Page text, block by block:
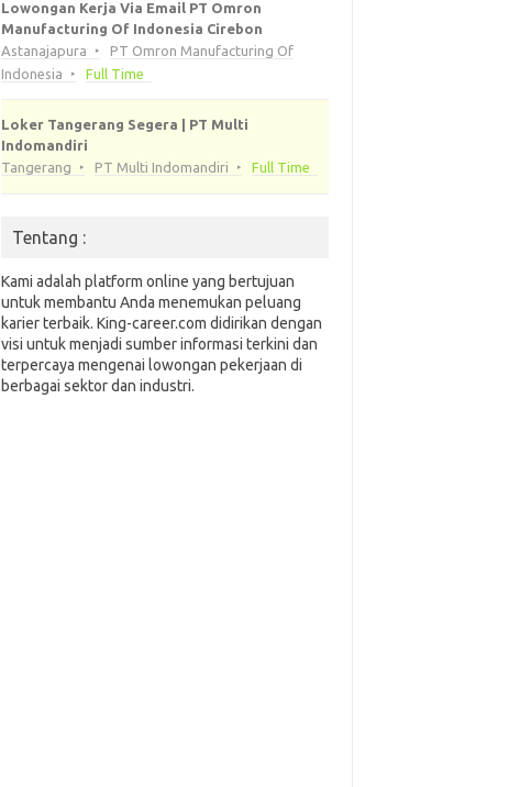
Lowongan Kerja Via Email PT Omron
Manufacturing Of Indonesia Cirebon
Astanajapura
PT Omron Manufacturing Of
Indonesia
Full Time
Loker Tangerang Segera | PT Multi
Indomandiri
Tangerang
PT Multi Indomandiri Full Time
Tentang :
Kami adalah platform online yang bertujuan
untuk membantu Anda menemukan peluang
karier terbaik. King-career.com didirikan dengan
visi untuk menjadi sumber informasi terkini dan
terpercaya mengenai lowongan pekerjaan di
berbagai sektor dan industri.